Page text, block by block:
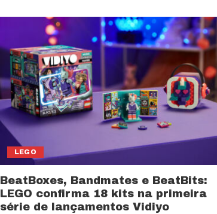
LEGO
BeatBoxes, Bandmates e BeatBits:
LEGO confirma 18 kits na primeira
série de lançamentos Vidiyo